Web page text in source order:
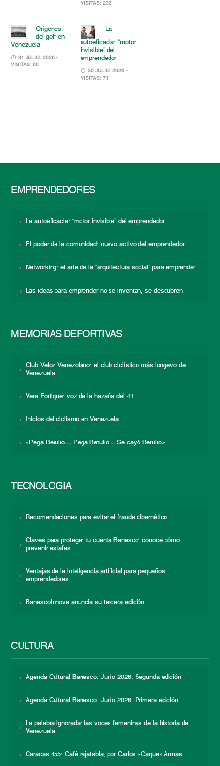
VISITAS: 232
Orígenes
del golf en
Venezuela
31 JULIO, 2026 •
VISITAS: 60
La
autoeficacia: “motor
invisible” del
emprendedor
30 JULIO, 2026 •
VISITAS: 71
EMPRENDEDORES
La autoeficacia: “motor invisible” del emprendedor
El poder de la comunidad: nuevo activo del emprendedor
Networking: el arte de la “arquitectura social” para emprender
Las ideas para emprender no se inventan, se descubren
MEMORIAS DEPORTIVAS
Club Veloz Venezolano: el club ciclístico más longevo de
Venezuela
Vera Fortique: voz de la hazaña del 41
Inicios del ciclismo en Venezuela
«Pega Betulio… Pega Betulio… Se cayó Betulio»
TECNOLOGÍA
Recomendaciones para evitar el fraude cibernético
Claves para proteger tu cuenta Banesco: conoce cómo
prevenir estafas
Ventajas de la inteligencia artificial para pequeños
emprendedores
BanescoInnova anuncia su tercera edición
CULTURA
Agenda Cultural Banesco. Junio 2026. Segunda edición
Agenda Cultural Banesco. Junio 2026. Primera edición
La palabra ignorada: las voces femeninas de la historia de
Venezuela
Caracas 455: Café rajatabla, por Carlos «Caque» Armas